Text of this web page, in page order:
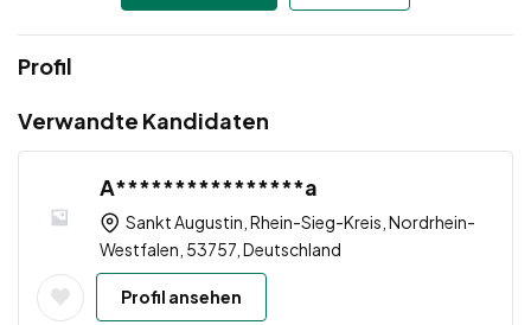
Profil
Verwandte Kandidaten
A****************a
Sankt Augustin, Rhein-Sieg-Kreis, Nordrhein-
Westfalen, 53757, Deutschland
Profil ansehen